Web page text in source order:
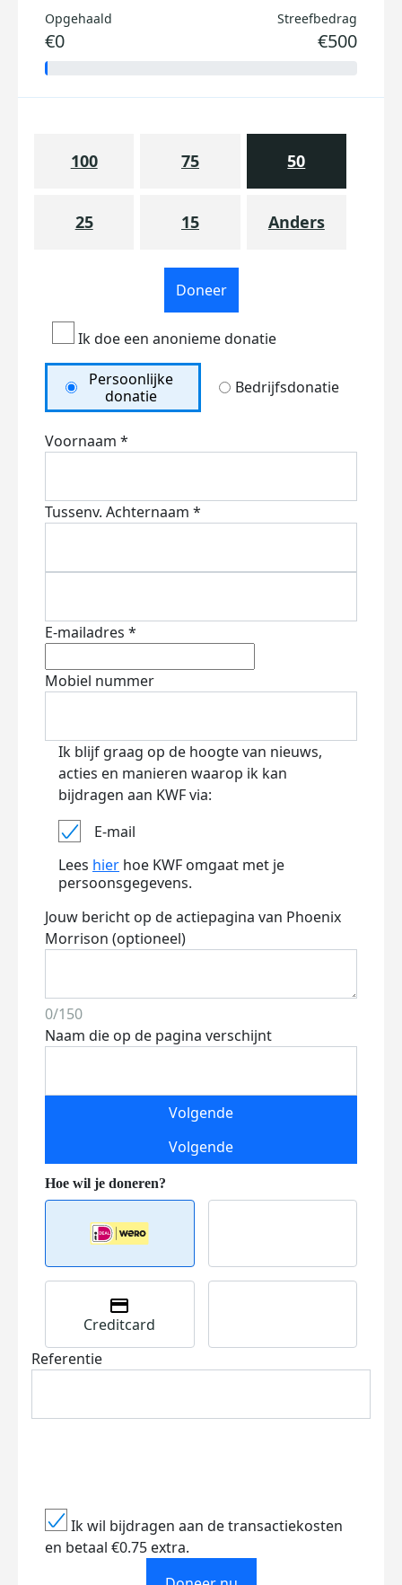
Opgehaald
€0
Streefbedrag
€500
100 75 50
25 15 Anders
Doneer
Ik doe een anonieme donatie
Persoonlijke
donatie
Bedrijfsdonatie
Voornaam *
Tussenv. Achternaam *
E-mailadres *
Mobiel nummer
Ik blijf graag op de hoogte van nieuws,
acties en manieren waarop ik kan
bijdragen aan KWF via:
E-mail
Lees hier hoe KWF omgaat met je
persoonsgegevens.
Jouw bericht op de actiepagina van Phoenix
Morrison (optioneel)
0/150
Naam die op de pagina verschijnt
Volgende
Volgende
Creditcard
Referentie
Ik wil bijdragen aan de transactiekosten
en betaal €0.75 extra.